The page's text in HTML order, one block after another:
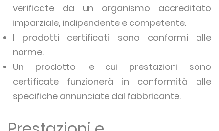
verificate da un organismo accreditato
imparziale, indipendente e competente.
I prodotti certificati sono conformi alle
norme.
Un prodotto le cui prestazioni sono
certificate funzionerà in conformità alle
specifiche annunciate dal fabbricante.